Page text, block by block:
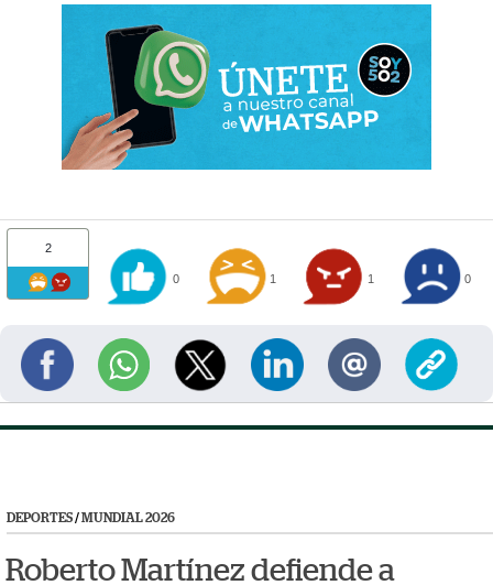
2
0 1 1 0
DEPORTES/MUNDIAL 2026
Roberto Martínez defiende a